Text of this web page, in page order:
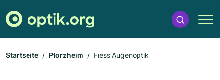
Startseite Pforzheim Fiess Augenoptik